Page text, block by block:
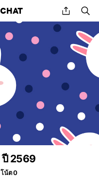
share
ปี 2569
โน้ต 0